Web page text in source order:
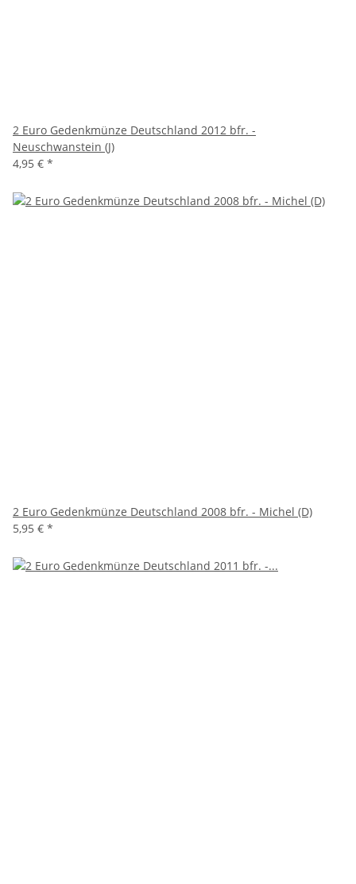
2 Euro Gedenkmünze Deutschland 2012 bfr. -
Neuschwanstein (J)
4,95 € *
2 Euro Gedenkmünze Deutschland 2008 bfr. - Michel (D)
5,95 € *